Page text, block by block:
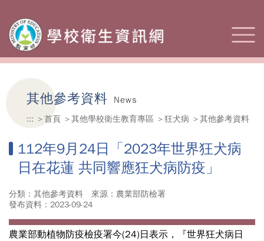
其他參考資料
News
:::
首頁 其他學校衛生教育專區 狂犬病 其他參考資料
112年9月24日「2023年世界狂犬病
日在花蓮 共同響應狂犬病防疫」
分類：其他參考資料
來源：農業部防檢署
發布資料：2023-09-24
農業部動植物防疫檢疫署今(24)日表示，『世界狂犬病日